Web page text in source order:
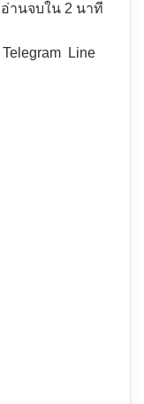
อ่านจบใน 2 นาที
Telegram Line